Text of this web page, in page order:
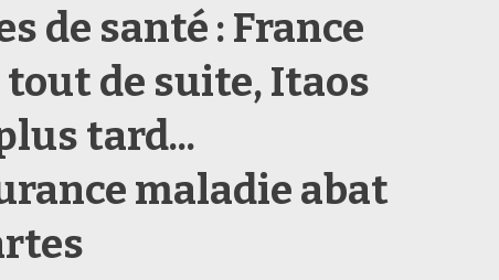
de santé : France
tout de suite, Itaos
tard...
maladie abat